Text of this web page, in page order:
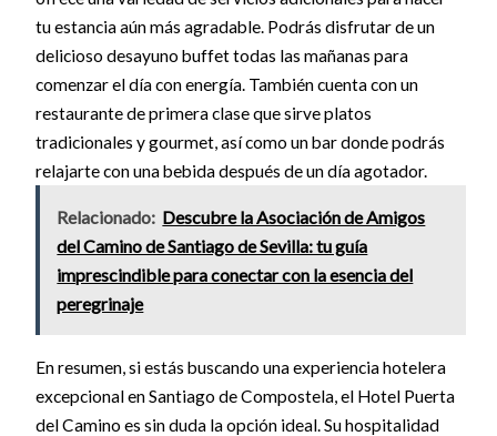
tu estancia aún más agradable. Podrás disfrutar de un
delicioso desayuno buffet todas las mañanas para
comenzar el día con energía. También cuenta con un
restaurante de primera clase que sirve platos
tradicionales y gourmet, así como un bar donde podrás
relajarte con una bebida después de un día agotador.
Relacionado: Descubre la Asociación de Amigos
del Camino de Santiago de Sevilla: tu guía
imprescindible para conectar con la esencia del
peregrinaje
En resumen, si estás buscando una experiencia hotelera
excepcional en Santiago de Compostela, el Hotel Puerta
del Camino es sin duda la opción ideal. Su hospitalidad